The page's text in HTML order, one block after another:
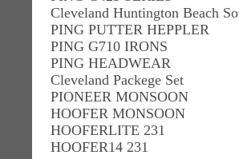
Cleveland Huntington Beach
PING PUTTER HEPPLER
PING G710 IRONS
PING HEADWEAR
Cleveland Packege Set
PIONEER MONSOON
HOOFER MONSOON
HOOFERLITE 231
HOOFER14 231